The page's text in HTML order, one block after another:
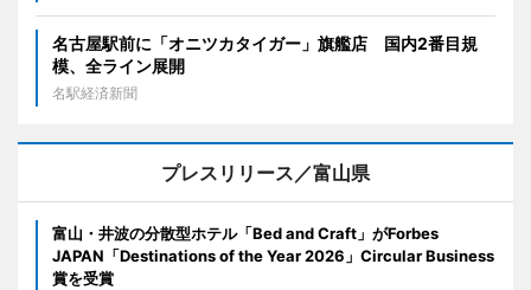
名古屋駅前に「オニツカタイガー」旗艦店 国内2番目規
模、全ライン展開
名駅経済新聞
プレスリリース／富山県
富山・井波の分散型ホテル「Bed and Craft」がForbes
JAPAN「Destinations of the Year 2026」Circular Business
賞を受賞